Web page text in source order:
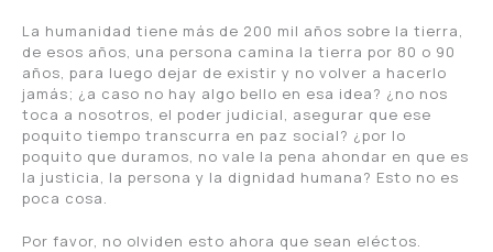
La humanidad tiene más de 200 mil años sobre la tierra,
de esos años, una persona camina la tierra por 80 o 90
años, para luego dejar de existir y no volver a hacerlo
jamás; ¿a caso no hay algo bello en esa idea? ¿no nos
toca a nosotros, el poder judicial, asegurar que ese
poquito tiempo transcurra en paz social? ¿por lo
poquito que duramos, no vale la pena ahondar en que es
la justicia, la persona y la dignidad humana? Esto no es
poca cosa.
Por favor, no olviden esto ahora que sean eléctos.